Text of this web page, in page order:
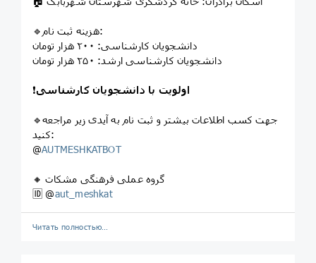
🔹هزینه ثبت نام:
دانشجویان کارشناسی: ۲۰۰ هزار تومان
دانشجویان کارشناسی ارشد: ۲۵۰ هزار تومان
❗️ اولویت با دانشجویان کارشناسی
🔹جهت کسب اطلاعات بیشتر و ثبت نام به آیدی زیر مراجعه
کنید:
@AUTMESHKATBOT
🔸 گروه عملی فرهنگی مشکات
🆔 @aut_meshkat
Читать полностью…